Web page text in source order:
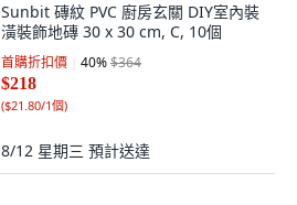
Sunbit 磚紋 PVC 廚房玄關 DIY室內裝
潢裝飾地磚 30 x 30 cm, C, 10個
首購折扣價 40%$364
$218
($21.80/1個)
8/12 星期三 預計送達